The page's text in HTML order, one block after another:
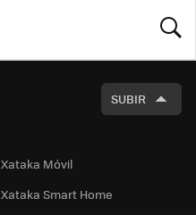
SUBIR
Xataka Móvil
Xataka Smart Home